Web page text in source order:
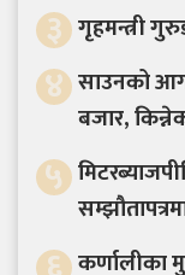
३ गृहमन्त्री
४ साउनको
बजार,
५
कर्णालीका